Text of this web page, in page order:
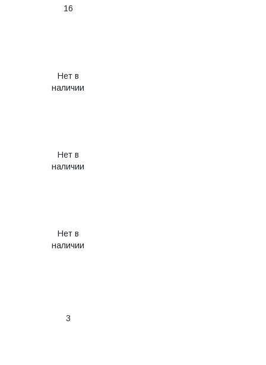
16
Нет в
наличии
Нет в
наличии
Нет в
наличии
3